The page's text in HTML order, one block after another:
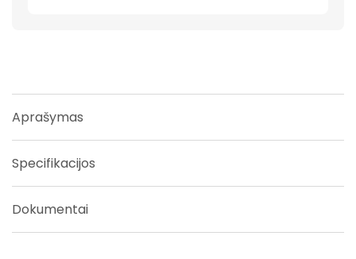
Aprašymas
Specifikacijos
Dokumentai